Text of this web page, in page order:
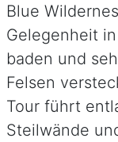
Blue
Gelegenheit
baden und
Felsen
Tour führt
Steilwände